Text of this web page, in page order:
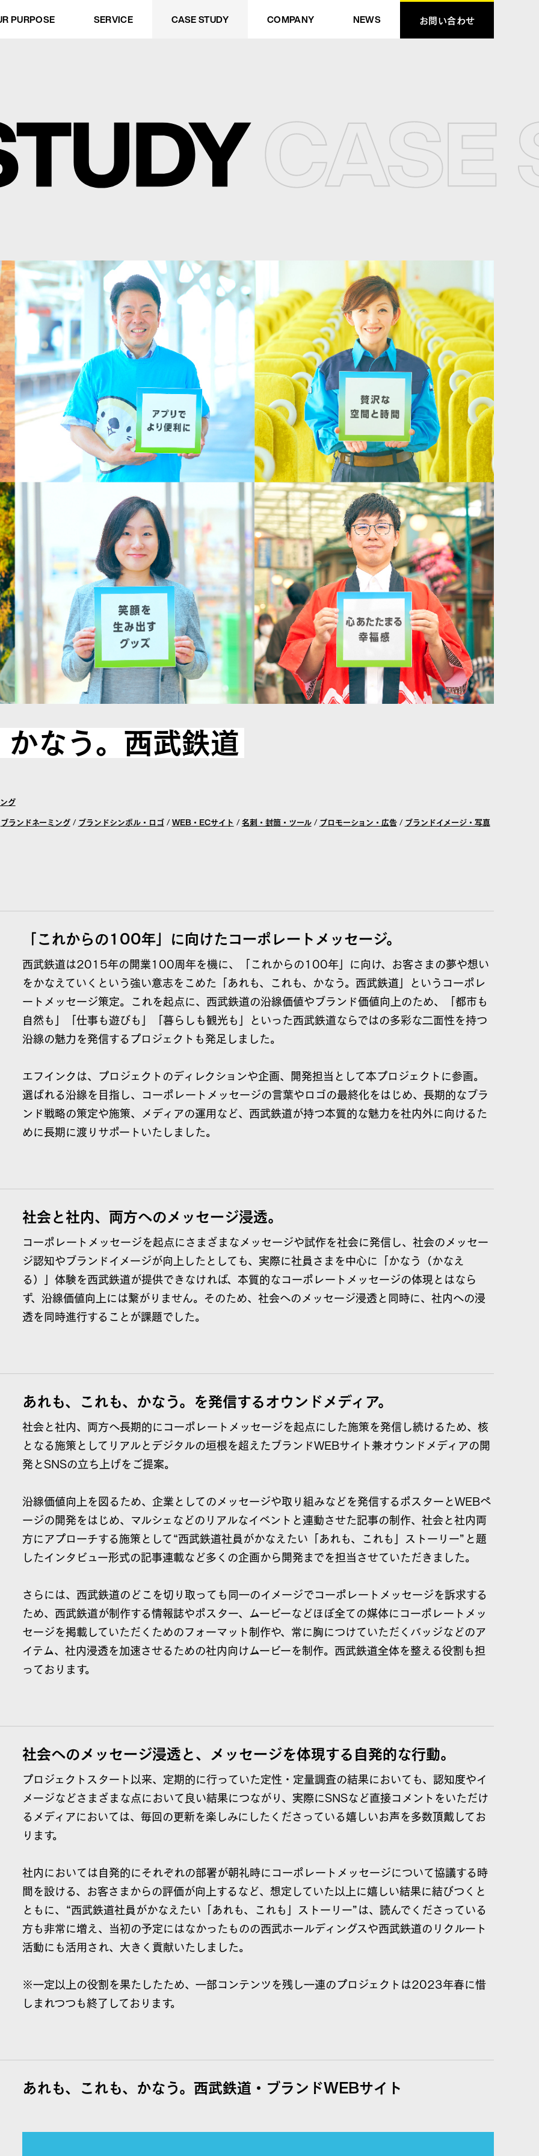
PURPOSE SERVICE CASE STUDY COMPANY NEWS お問い合わせ
なう。西武鉄道
グ
ブランドネーミング/ ブランドシンボル・ロゴ/WEB・ECサイト /名刺・封筒・ツール/ プロモーション・広告/ ブランドイメージ・写真
「これからの100年」に向けたコーポレートメッセージ。
西武鉄道は2015年の開業100周年を機に、「これからの100年」に向け、お客さまの夢や想い
をかなえていくという強い意志をこめた「あれも、これも、かなう。西武鉄道」というコーポレ
ートメッセージ策定。これを起点に、西武鉄道の沿線価値やブランド価値向上のため、「都市も
自然も」「仕事も遊びも」「暮らしも観光も」といった西武鉄道ならではの多彩な二面性を持つ
沿線の魅力を発信するプロジェクトも発足しました。
エフインクは、プロジェクトのディレクションや企画、開発担当として本プロジェクトに参画。
選ばれる沿線を目指し、コーポレートメッセージの言葉やロゴの最終化をはじめ、長期的なブラ
ンド戦略の策定や施策、メディアの運用など、西武鉄道が持つ本質的な魅力を社内外に向けるた
めに長期に渡りサポートいたしました。
社会と社内、両方へのメッセージ浸透。
コーポレートメッセージを起点にさまざまなメッセージや試作を社会に発信し、社会のメッセー
ジ認知やブランドイメージが向上したとしても、実際に社員さまを中心に「かなう（かなえ
る）」体験を西武鉄道が提供できなければ、本質的なコーポレートメッセージの体現とはなら
ず、沿線価値向上には繋がりません。そのため、社会へのメッセージ浸透と同時に、社内への浸
透を同時進行することが課題でした。
あれも、これも、かなう。を発信するオウンドメディア。
社会と社内、両方へ長期的にコーポレートメッセージを起点にした施策を発信し続けるため、核
となる施策としてリアルとデジタルの垣根を超えたブランドWEBサイト兼オウンドメディアの開
発とSNSの立ち上げをご提案。
沿線価値向上を図るため、企業としてのメッセージや取り組みなどを発信するポスターとWEBペ
ージの開発をはじめ、マルシェなどのリアルなイベントと連動させた記事の制作、社会と社内両
方にアプローチする施策として“西武鉄道社員がかなえたい「あれも、これも」ストーリー”と題
したインタビュー形式の記事連載など多くの企画から開発までを担当させていただきました。
さらには、西武鉄道のどこを切り取っても同一のイメージでコーポレートメッセージを訴求する
ため、西武鉄道が制作する情報誌やポスター、ムービーなどほぼ全ての媒体にコーポレートメッ
セージを掲載していただくためのフォーマット制作や、常に胸につけていただくバッジなどのア
イテム、社内浸透を加速させるための社内向けムービーを制作。西武鉄道全体を整える役割も担
っております。
社会へのメッセージ浸透と、メッセージを体現する自発的な行動。
プロジェクトスタート以来、定期的に行っていた定性・定量調査の結果においても、認知度やイ
メージなどさまざまな点において良い結果につながり、実際にSNSなど直接コメントをいただけ
るメディアにおいては、毎回の更新を楽しみにしたくださっている嬉しいお声を多数頂戴してお
ります。
社内においては自発的にそれぞれの部署が朝礼時にコーポレートメッセージについて協議する時
間を設ける、お客さまからの評価が向上するなど、想定していた以上に嬉しい結果に結びつくと
ともに、“西武鉄道社員がかなえたい「あれも、これも」ストーリー”は、読んでくださっている
方も非常に増え、当初の予定にはなかったものの西武ホールディングスや西武鉄道のリクルート
活動にも活用され、大きく貢献いたしました。
※一定以上の役割を果たしたため、一部コンテンツを残し一連のプロジェクトは2023年春に惜
しまれつつも終了しております。
あれも、これも、かなう。西武鉄道・ブランドWEBサイト